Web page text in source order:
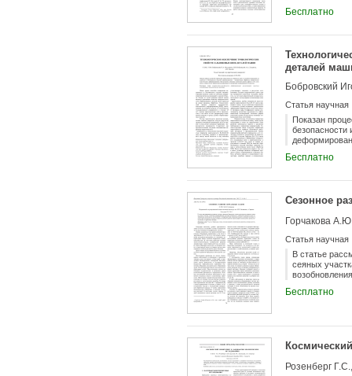
интерес для
Бесплатно
деталей
Статья научная
Показан
безопасности
Бесплатно
Сезонное
Горчакова
Статья научная
В статье
сеяных
Бесплатно
Розенберг